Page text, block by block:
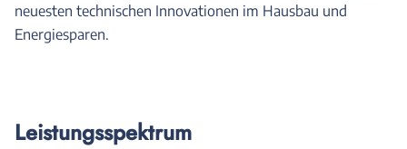
neuesten technischen Innovationen im Hausbau und
Energiesparen.
Leistungsspektrum